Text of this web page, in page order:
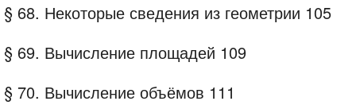
§ 68. Некоторые сведения из геометрии 105
§ 69. Вычисление площадей 109
§ 70. Вычисление объёмов 111